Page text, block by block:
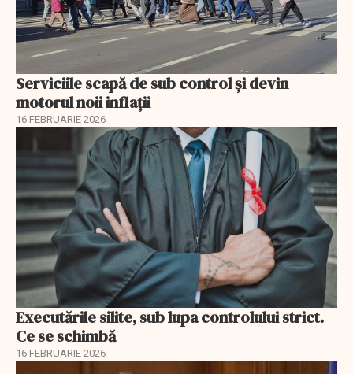
Serviciile scapă de sub control și devin
motorul noii inflații
16 FEBRUARIE 2026
Executările silite, sub lupa controlului strict.
Ce se schimbă
16 FEBRUARIE 2026